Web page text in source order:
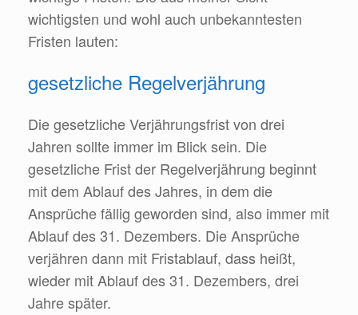
wichtigsten und wohl auch unbekanntesten
Fristen lauten:
gesetzliche Regelverjährung
Die gesetzliche Verjährungsfrist von drei
Jahren sollte immer im Blick sein. Die
gesetzliche Frist der Regelverjährung beginnt
mit dem Ablauf des Jahres, in dem die
Ansprüche fällig geworden sind, also immer mit
Ablauf des 31. Dezembers. Die Ansprüche
verjähren dann mit Fristablauf, dass heißt,
wieder mit Ablauf des 31. Dezembers, drei
Jahre später.